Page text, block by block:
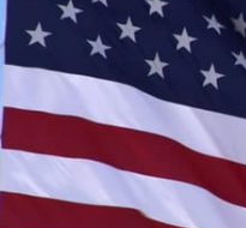
رياضة